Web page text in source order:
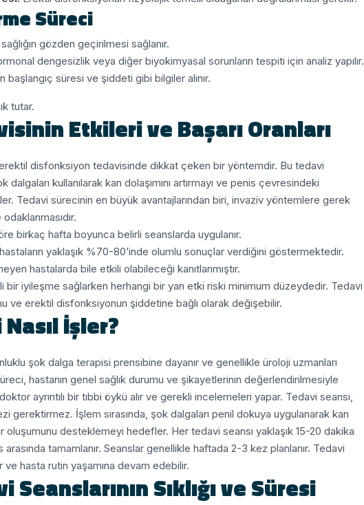
Süreci
gözden geçirilmesi sağlanır.
dengesizlik veya diğer biyokimyasal sorunların tespiti için analiz yapılır.
başlangıç süresi ve şiddeti gibi bilgiler alınır.
tutar.
Etkileri ve Başarı Oranları
disfonksiyon tedavisinde dikkat çeken bir yöntemdir. Bu tedavi
kullanılarak kan dolaşımını artırmayı ve penis çevresindeki
Tedavi sürecinin en büyük avantajlarından biri, invaziv yöntemlere gerek
birkaç hafta boyunca belirli seanslarda uygulanır.
yaklaşık %70-80’inde olumlu sonuçlar verdiğini göstermektedir.
hastalarda bile etkili olabileceği kanıtlanmıştır.
bir iyileşme sağlarken herhangi bir yan etki riski minimum düzeydedir. Tedavi
ve erektil disfonksiyonun şiddetine bağlı olarak değişebilir.
İşler?
şok dalga terapisi prensibine dayanır ve genellikle üroloji uzmanları
hastanın genel sağlık durumu ve şikayetlerinin değerlendirilmesiyle
ayrıntılı bir tıbbi öykü alır ve gerekli incelemeleri yapar. Tedavi seansı,
gerektirmez. İşlem sırasında, şok dalgaları penil dokuya uygulanarak kan
oluşumunu desteklemeyi hedefler. Her tedavi seansı yaklaşık 15-20 dakika
tamamlanır. Seanslar genellikle haftada 2-3 kez planlanır. Tedavi
hasta rutin yaşamına devam edebilir.
Seanslarının Sıklığı ve Süresi